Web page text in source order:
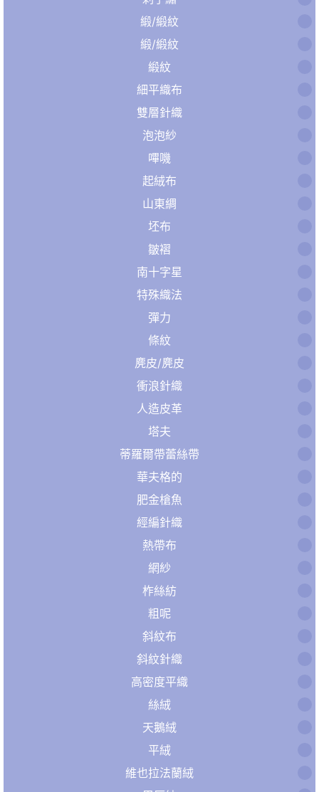
緞/緞紋
緞/緞紋
緞紋
細平織布
雙層針織
泡泡紗
嗶嘰
起絨布
山東綢
坯布
皺褶
南十字星
特殊織法
彈力
條紋
麂皮/麂皮
衝浪針織
人造皮革
塔夫
蒂羅爾帶蕾絲帶
華夫格的
肥金槍魚
經編針織
熱帶布
網紗
柞絲紡
粗呢
斜紋布
斜紋針織
高密度平織
絲絨
天鵝絨
平絨
維也拉法蘭絨